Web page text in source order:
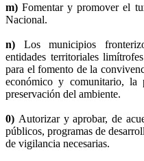
m) Fomentar y promover el
Nacional.
n) Los municipios
entidades territoriales
para el fomento de la
económico y comunitario, la
preservación del ambiente.
0) Autorizar y aprobar, de
públicos, programas de
de vigilancia necesarias.